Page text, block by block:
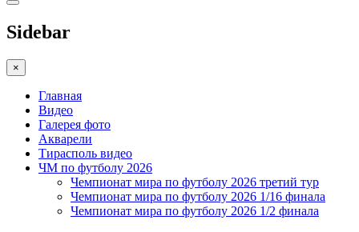
Sidebar
×
Главная
Видео
Галерея фото
Акварели
Тирасполь видео
ЧМ по футболу 2026
Чемпионат мира по футболу 2026 третий тур
Чемпионат мира по футболу 2026 1/16 финала
Чемпионат мира по футболу 2026 1/2 финала